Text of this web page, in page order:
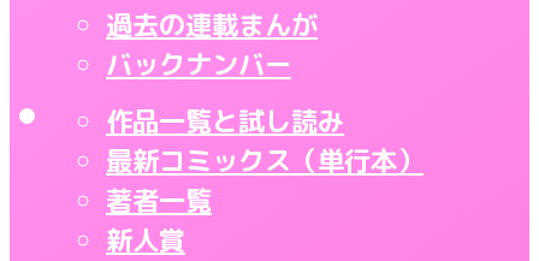
過去の連載まんが
バックナンバー
作品一覧と試し読み
最新コミックス（単行本）
著者一覧
新人賞